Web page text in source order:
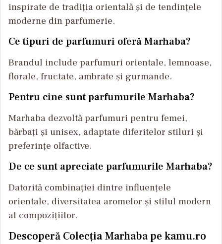
inspirate de tradiția orientală și de tendințele
moderne din parfumerie.
Ce tipuri de parfumuri oferă Marhaba?
Brandul include parfumuri orientale, lemnoase,
florale, fructate, ambrate și gurmande.
Pentru cine sunt parfumurile Marhaba?
Marhaba dezvoltă parfumuri pentru femei,
bărbați și unisex, adaptate diferitelor stiluri și
preferințe olfactive.
De ce sunt apreciate parfumurile Marhaba?
Datorită combinației dintre influențele
orientale, diversitatea aromelor și stilul modern
al compozițiilor.
Descoperă Colecția Marhaba pe kamu.ro